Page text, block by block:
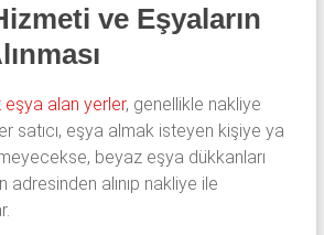
ve Eşyaların
eşya alan yerler, genellikle nakliye
satıcı, eşya almak isteyen kişiye ya
beyaz eşya dükkanları
adresinden alınıp nakliye ile